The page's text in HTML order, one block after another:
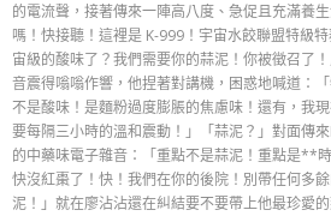
的電流聲，接著傳來一陣高八度、急促且充滿養
嗎！快接聽！這裡是 K-999！宇宙水餃聯盟特級
宙級的酸味了？我們需要你的蒜泥！你被徵召了
音震得嗡嗡作響，他捏著對講機，困惑地喊道：
不是酸味！是麵粉過度膨脹的焦慮味！還有，我
要每隔三小時的溫和震動！」「蒜泥？」對面傳
的中藥味電子雜音：「重點不是蒜泥！重點是**
快沒紅棗了！快！我們在你的後院！別帶任何多
泥！」就在廖沾沾還在糾結要不要帶上他最珍愛